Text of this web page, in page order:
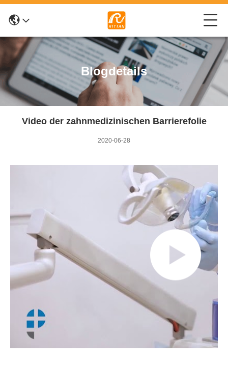
Blogdetails
Video der zahnmedizinischen Barrierefolie
2020-06-28